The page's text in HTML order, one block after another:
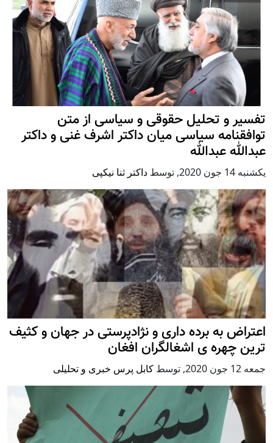
تفسیر و تحلیل حقوقی و سیاسی از متن
توافقنامه سیاسی میان داکتر اشرف غنی و داکتر
عبدالله عبدالله
يكشنبه 14 جون 2020 , توسط داکتر ثنا نیکپی
اعتراض به برده داری و نژادپرستی در جهان و کثیف
ترین چهره ی اشغالگران افغان
جمعه 12 جون 2020 , توسط کابل پرس خبری و تحلیلی